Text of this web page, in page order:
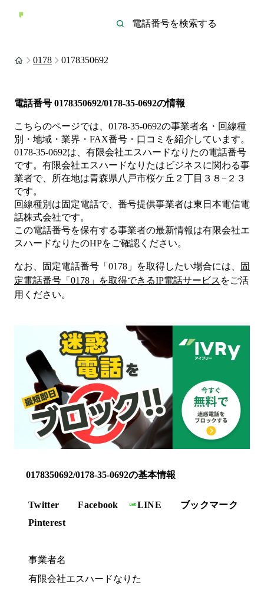
0178 0178350692
電話番号 0178350692/0178-35-0692の情報
こちらのページでは、 0178-35-0692の事業者名・回線種
別・地域・業界・FAX番号・口コミを紹介しています。
0178-35-0692は、 有限会社エスハードなりたの電話番号
です。 有限会社エスハードなりたは ビジネスに関わる事
業者で、所在地は青森県八戸市桜ケ丘２丁目３８−２３
です。
回線種別は固定電話で、番号提供事業者は東日本電信電
話株式会社です。
この電話番号を保有する事業者の最新情報は有限会社エ
スハードなりたのHPをご確認ください。
なお、固定電話番号「 0178 」を取得したい場合には、
固
定電話番号「 0178 」を取得できるIP電話サービス をご活
用ください。
0178350692/0178-35-0692の基本情報
Twitter Facebook LINE
ブックマーク
Pinterest
事業者名
有限会社エスハードなりた